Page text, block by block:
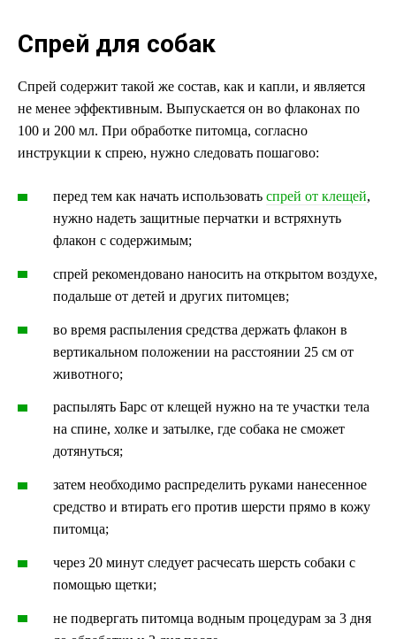
Спрей для собак
Спрей содержит такой же состав, как и капли, и является
не менее эффективным. Выпускается он во флаконах по
100 и 200 мл. При обработке питомца, согласно
инструкции к спрею, нужно следовать пошагово:
перед тем как начать использовать спрей от клещей,
нужно надеть защитные перчатки и встряхнуть
флакон с содержимым;
спрей рекомендовано наносить на открытом воздухе,
подальше от детей и других питомцев;
во время распыления средства держать флакон в
вертикальном положении на расстоянии 25 см от
животного;
распылять Барс от клещей нужно на те участки тела
на спине, холке и затылке, где собака не сможет
дотянуться;
затем необходимо распределить руками нанесенное
средство и втирать его против шерсти прямо в кожу
питомца;
через 20 минут следует расчесать шерсть собаки с
помощью щетки;
не подвергать питомца водным процедурам за 3 дня